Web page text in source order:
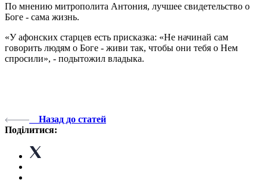
По мнению митрополита Антония, лучшее свидетельство о
Боге - сама жизнь.
«У афонских старцев есть присказка: «Не начинай сам
говорить людям о Боге - живи так, чтобы они тебя о Нем
спросили», - подытожил владыка.
Назад до статей
Поділитися: